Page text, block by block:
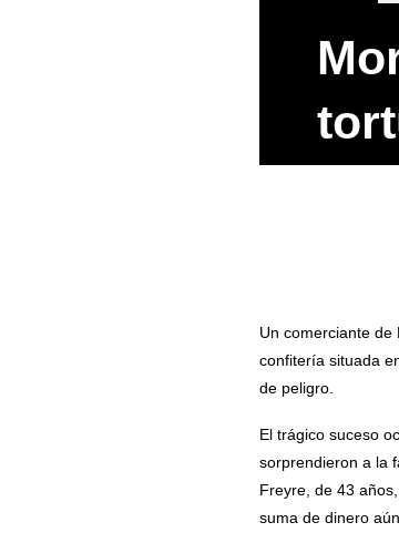
Un comerciante
confitería situada
de peligro.
El trágico suceso
sorprendieron a la
Freyre, de 43
suma de dinero